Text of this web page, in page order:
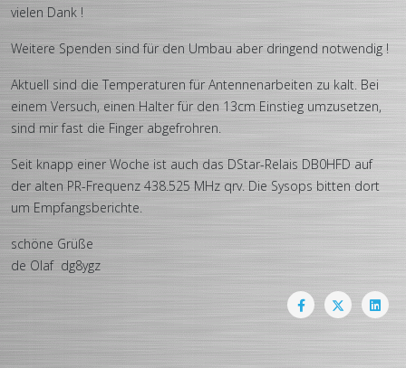
vielen Dank !
Weitere Spenden sind für den Umbau aber dringend notwendig !
Aktuell sind die Temperaturen für Antennenarbeiten zu kalt. Bei
einem Versuch, einen Halter für den 13cm Einstieg umzusetzen,
sind mir fast die Finger abgefrohren.
Seit knapp einer Woche ist auch das DStar-Relais DB0HFD auf
der alten PR-Frequenz 438.525 MHz qrv. Die Sysops bitten dort
um Empfangsberichte.
schöne Grüße
de Olaf dg8ygz